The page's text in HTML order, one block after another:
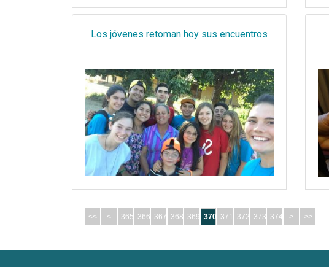
Los jóvenes retoman hoy sus encuentros
<< < 365 366 367 368 369 370 371 372 373 374 > >>